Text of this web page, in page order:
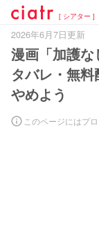
[ シアター ]
2026年6月7日更新
漫画「加護
タバレ・無
やめよう
このページにはプ